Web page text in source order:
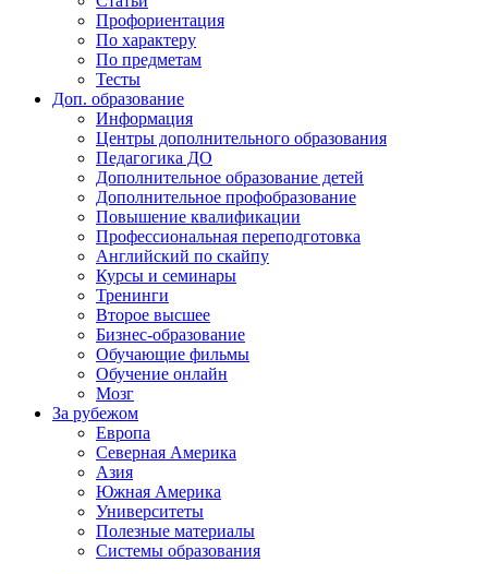
Профориентация
По характеру
По предметам
Тесты
Доп. образование
Информация
Центры дополнительного образования
Педагогика ДО
Дополнительное образование детей
Дополнительное профобразование
Повышение квалификации
Профессиональная переподготовка
Английский по скайпу
Курсы и семинары
Тренинги
Второе высшее
Бизнес-образование
Обучающие фильмы
Обучение онлайн
Мозг
За рубежом
Европа
Северная Америка
Азия
Южная Америка
Университеты
Полезные материалы
Системы образования